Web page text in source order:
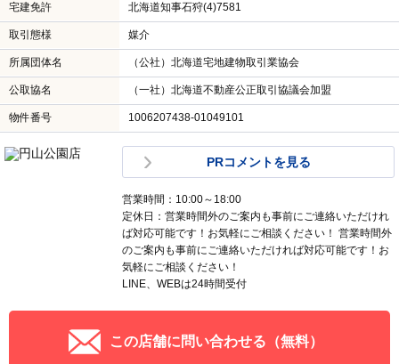
宅建免許 北海道知事石狩(4)7581
取引態様 媒介
所属団体名 （公社）北海道宅地建物取引業協会
公取協名 （一社）北海道不動産公正取引協議会加盟
物件番号 1006207438-01049101
PRコメントを見る
営業時間：10:00～18:00
定休日：営業時間外のご案内も事前にご連絡いただけれ
ば対応可能です！お気軽にご相談ください！ 営業時間外
のご案内も事前にご連絡いただければ対応可能です！お
気軽にご相談ください！
LINE、WEBは24時間受付
この店舗に問い合わせる（無料）